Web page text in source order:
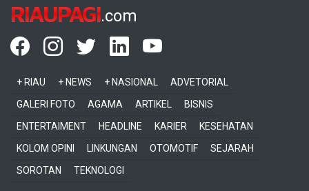
RIAUPAGI.com
+ RIAU + NEWS + NASIONAL
ADVETORIAL
GALERI FOTO
AGAMA ARTIKEL
BISNIS
ENTERTAIMENT
HEADLINE KARIER
KESEHATAN
KOLOM OPINI
LINKUNGAN OTOMOTIF
SEJARAH
SOROTAN
TEKNOLOGI